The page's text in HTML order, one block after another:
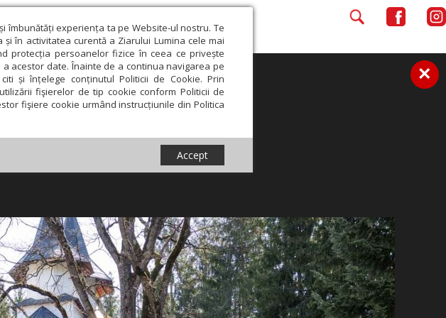
îmbunătăți experiența ta pe Website-ul nostru. Te
în activitatea curentă a Ziarului Lumina cele mai
protecția persoanelor fizice în ceea ce privește
acestor date. Înainte de a continua navigarea pe
și înțelege conținutul Politicii de Cookie. Prin
fişierelor de tip cookie conform Politicii de
fişiere cookie urmând instrucțiunile din Politica
Accept
×